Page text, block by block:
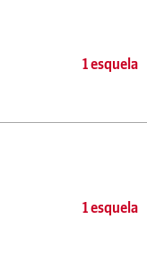
1 esquela
1 esquela